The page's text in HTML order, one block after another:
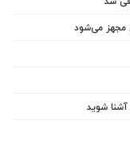
مجهز می‌شود